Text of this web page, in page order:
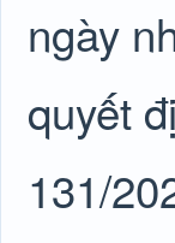
ngày
quyết
131/